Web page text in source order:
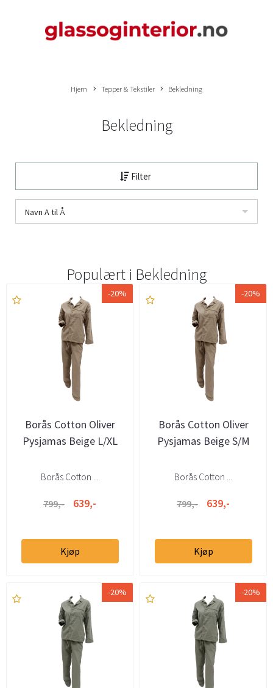
Hjem Tepper & Tekstiler Bekledning
Bekledning
Filter
Navn A til Å
Populært i Bekledning
-20%
Borås Cotton Oliver
Pysjamas Beige L/XL
Borås Cotton ...
799,- 639,-
Kjøp
-20%
Borås Cotton Oliver
Pysjamas Beige S/M
Borås Cotton ...
799,- 639,-
Kjøp
-20% -20%